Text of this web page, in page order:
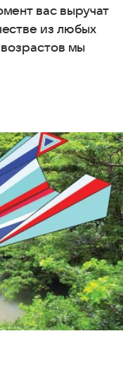
вас выручат
из любых
мы